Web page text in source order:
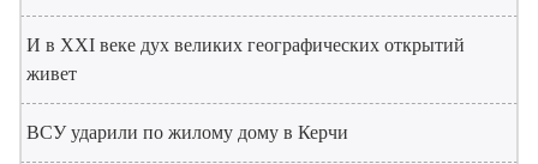
И в XXI веке дух великих географических открытий
живет
ВСУ ударили по жилому дому в Керчи